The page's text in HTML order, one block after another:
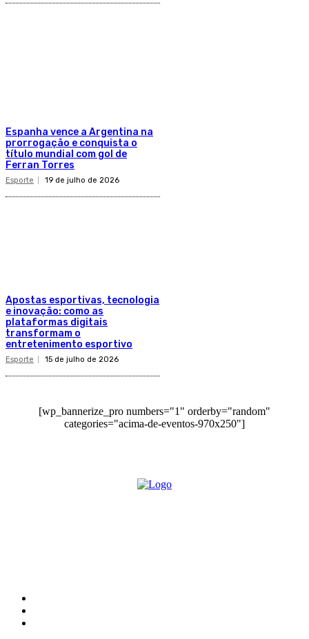
Espanha vence a Argentina na
prorrogação e conquista o
título mundial com gol de
Ferran Torres
Esporte 19 de julho de 2026
Apostas esportivas, tecnologia
e inovação: como as
plataformas digitais
transformam o
entretenimento esportivo
Esporte 15 de julho de 2026
[wp_bannerize_pro numbers="1" orderby="random"
categories="acima-de-eventos-970x250"]